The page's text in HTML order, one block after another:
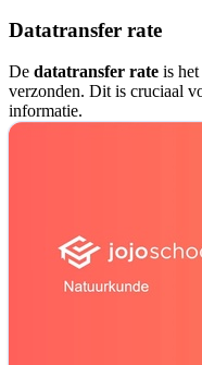
Datatransfer rate
De datatransfer rate is
verzonden. Dit is cruciaal
informatie.